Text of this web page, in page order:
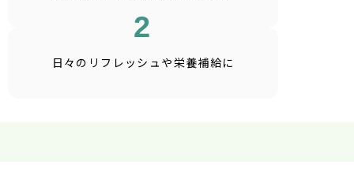
2
日々のリフレッシュや 栄養補給に